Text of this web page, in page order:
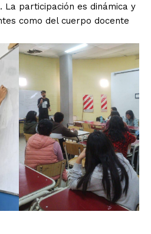
La participación es dinámica y
como del cuerpo docente